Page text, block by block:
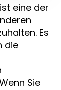
eine der
Es
die
Sie